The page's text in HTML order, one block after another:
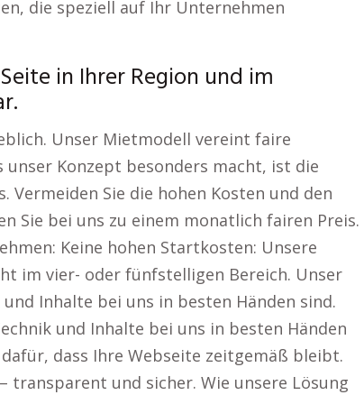
die speziell auf Ihr Unternehmen
in Ihrer Region und im
Unser Mietmodell vereint faire
Konzept besonders macht, ist die
Sie die hohen Kosten und den
Sie bei uns zu einem monatlich fairen Preis.
Keine hohen Startkosten: Unsere
im vier- oder fünfstelligen Bereich. Unser
Inhalte bei uns in besten Händen sind.
und Inhalte bei uns in besten Händen
dass Ihre Webseite zeitgemäß bleibt.
transparent und sicher. Wie unsere Lösung